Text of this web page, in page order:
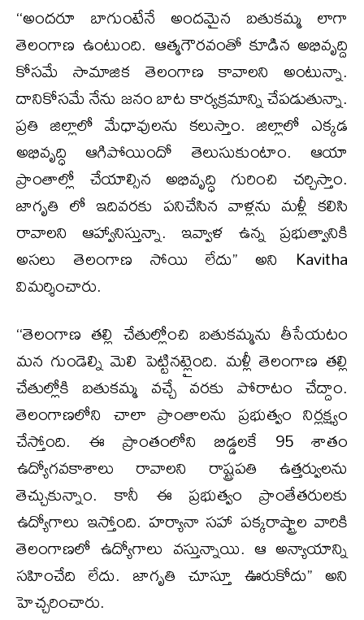
‘‘అందరూ బాగుంటేనే అందమైన బతుకమ్మ లాగా
తెలంగాణ ఉంటుంది. ఆత్మగౌరవంతో కూడిన అభివృద్ది
కోసమే సామాజిక తెలంగాణ కావాలని అంటున్నా.
దానికోసమే నేను జనం బాట కార్యక్రమాన్ని చేపడుతున్నా.
ప్రతి జిల్లాలో మేధావులను కలుస్తాం. జిల్లాలో ఎక్కడ
అభివృద్ధి ఆగిపోయిందో తెలుసుకుంటాం. ఆయా
ప్రాంతాల్లో చేయాల్సిన అభివృద్ధి గురించి చర్చిస్తాం.
జాగృతి లో ఇదివరకు పనిచేసిన వాళ్లను మళ్లీ కలిసి
రావాలని ఆహ్వానిస్తున్నా. ఇవ్వాళ ఉన్న ప్రభుత్వానికి
అసలు తెలంగాణ సోయి లేదు’’ అని Kavitha
విమర్శించారు.
‘‘తెలంగాణ తల్లి చేతుల్లోంచి బతుకమ్మను తీసేయటం
మన గుండెల్ని మెలి పెట్టినట్లైంది. మళ్లీ తెలంగాణ తల్లి
చేతుల్లోకి బతుకమ్మ వచ్చే వరకు పోరాటం చేద్దాం.
తెలంగాణలోని చాలా ప్రాంతాలను ప్రభుత్వం నిర్లక్ష్యం
చేస్తోంది. ఈ ప్రాంతంలోని బిడ్డలకే 95 శాతం
ఉద్యోగవకాశాలు రావాలని రాష్ట్రపతి ఉత్తర్వులను
తెచ్చుకున్నాం. కానీ ఈ ప్రభుత్వం ప్రాంతేతరులకు
ఉద్యోగాలు ఇస్తోంది. హర్యానా సహా పక్కరాష్ట్రాల వారికి
తెలంగాణలో ఉద్యోగాలు వస్తున్నాయి. ఆ అన్యాయాన్ని
సహించేది లేదు. జాగృతి చూస్తూ ఊరుకోదు’’ అని
హెచ్చరించారు.